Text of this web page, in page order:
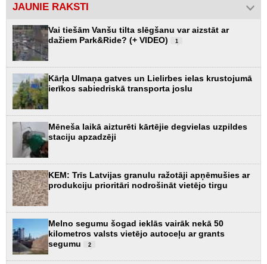
JAUNIE RAKSTI
Vai tiešām Vanšu tilta slēgšanu var aizstāt ar
dažiem Park&Ride? (+ VIDEO)
1
Kārļa Ulmaņa gatves un Lielirbes ielas krustojumā
ierīkos sabiedriskā transporta joslu
Mēneša laikā aizturēti kārtējie degvielas uzpildes
staciju apzadzēji
KEM: Trīs Latvijas granulu ražotāji apņēmušies ar
produkciju prioritāri nodrošināt vietējo tirgu
Melno segumu šogad ieklās vairāk nekā 50
kilometros valsts vietējo autoceļu ar grants
segumu
2